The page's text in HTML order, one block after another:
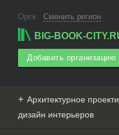
Орск Сменить регион
BIG-BOOK-
Добавить организацию
Архитектурное
дизайн интерьеров